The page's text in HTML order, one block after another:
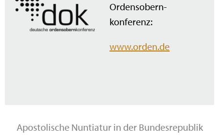
Ordensobern­
konferenz:
www.orden.de
Apostolische Nuntiatur in der Bundesrepublik